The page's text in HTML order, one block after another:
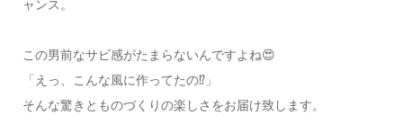
ャンス。
この男前なサビ感がたまらないんですよね😍
「えっ、こんな風に作ってたの⁉️」
そんな驚きとものづくりの楽しさをお届け致します。